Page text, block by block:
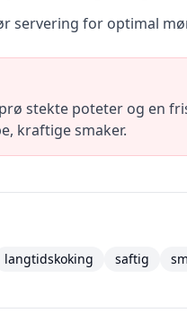
servering for optimal
stekte poteter og en
kraftige smaker.
langtidskoking saftig